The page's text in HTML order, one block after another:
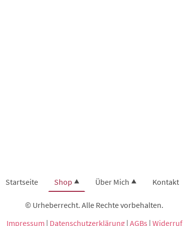
Startseite Shop Über Mich Kontakt
© Urheberrecht. Alle Rechte vorbehalten.
Impressum | Datenschutzerklärung| AGBs | Widerruf